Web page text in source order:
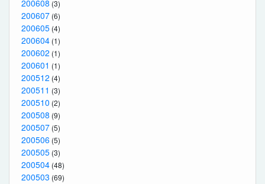
200608 (3)
200607 (6)
200605 (4)
200604 (1)
200602 (1)
200601 (1)
200512 (4)
200511 (3)
200510 (2)
200508 (9)
200507 (5)
200506 (5)
200505 (3)
200504 (48)
200503 (69)